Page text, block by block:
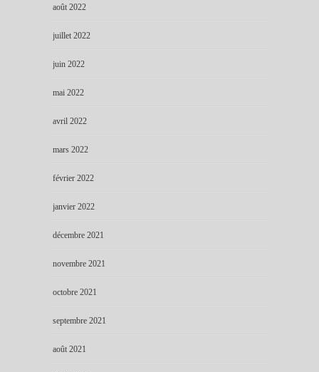
août 2022
juillet 2022
juin 2022
mai 2022
avril 2022
mars 2022
février 2022
janvier 2022
décembre 2021
novembre 2021
octobre 2021
septembre 2021
août 2021